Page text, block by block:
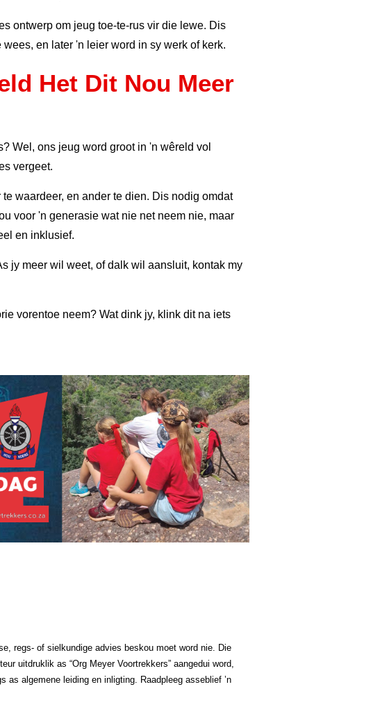
ontwerp om jeug toe-te-rus vir die lewe. Dis
en later 'n leier word in sy werk of kerk.
Het Dit Nou Meer
Wel, ons jeug word groot in 'n wêreld vol
vergeet.
waardeer, en ander te dien. Dis nodig omdat
voor 'n generasie wat nie net neem nie, maar
en inklusief.
jy meer wil weet, of dalk wil aansluit, kontak my
vorentoe neem? Wat dink jy, klink dit na iets
regs- of sielkundige advies beskou moet word nie. Die
uitdruklik as “Org Meyer Voortrekkers” aangedui word,
as algemene leiding en inligting. Raadpleeg asseblief ’n